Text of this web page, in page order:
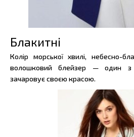
Блакитні
Колір морської хвилі, небесно-
волошковий блейзер — один з
зачаровує своєю красою.